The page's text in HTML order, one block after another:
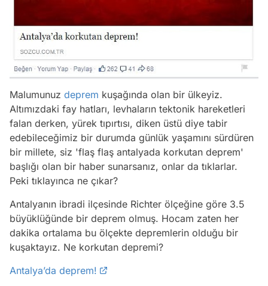
Malumunuz deprem kuşağında olan bir ülkeyiz.
Altımızdaki fay hatları, levhaların tektonik hareketleri
falan derken, yürek tıpırtısı, diken üstü diye tabir
edebileceğimiz bir durumda günlük yaşamını sürdüren
bir millete, siz 'flaş flaş antalyada korkutan deprem'
başlığı olan bir haber sunarsanız, onlar da tıklarlar.
Peki tıklayınca ne çıkar?
Antalyanın ibradi ilçesinde Richter ölçeğine göre 3.5
büyüklüğünde bir deprem olmuş. Hocam zaten her
dakika ortalama bu ölçekte depremlerin olduğu bir
kuşaktayız. Ne korkutan depremi?
Antalya’da deprem!